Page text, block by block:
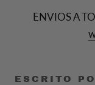
ENVIOS A
ESCRITO